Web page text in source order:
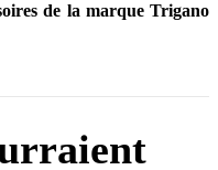
de la marque Trigano